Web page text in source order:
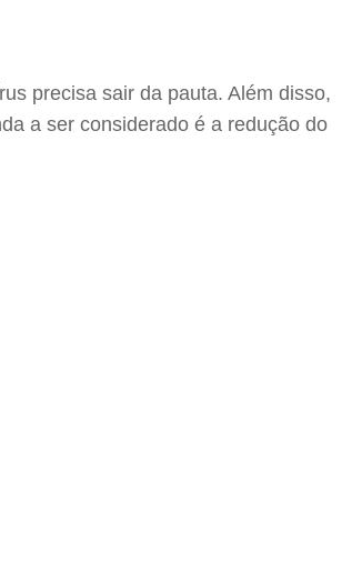
precisa sair da pauta. Além disso,
a ser considerado é a redução do